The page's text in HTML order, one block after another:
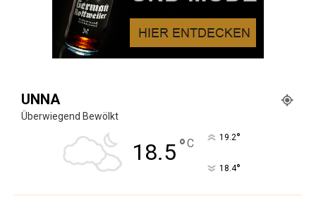
UNNA
Überwiegend Bewölkt
18.5°C 19.2°
18.4°